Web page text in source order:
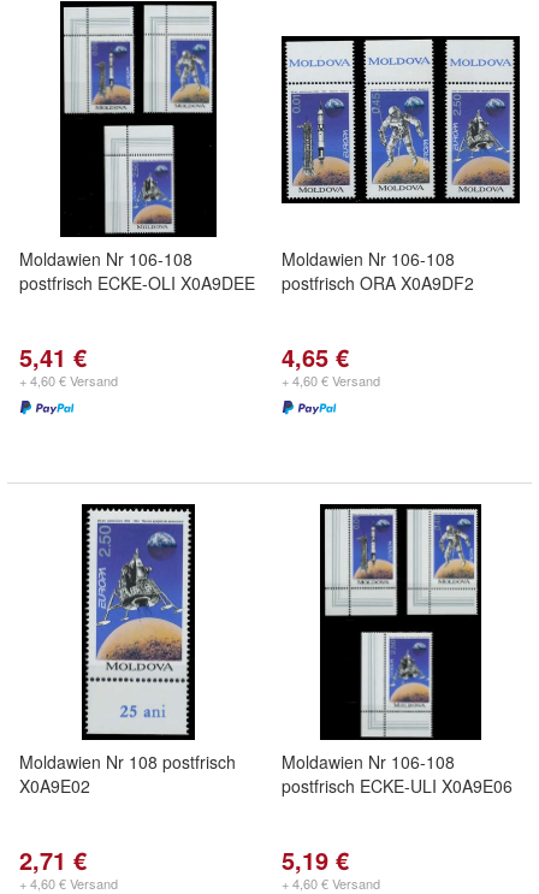
Moldawien Nr 106-108
postfrisch ECKE-OLI X0A9DEE
5,41 €
+ 4,60 € Versand
Moldawien Nr 106-108
postfrisch ORA X0A9DF2
4,65 €
+ 4,60 € Versand
Moldawien Nr 108 postfrisch
X0A9E02
2,71 €
+ 4,60 € Versand
Moldawien Nr 106-108
postfrisch ECKE-ULI X0A9E06
5,19 €
+ 4,60 € Versand